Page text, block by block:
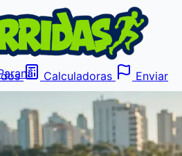
Calculadoras
Enviar